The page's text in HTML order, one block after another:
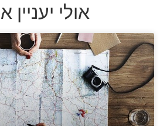
אולי יעניין